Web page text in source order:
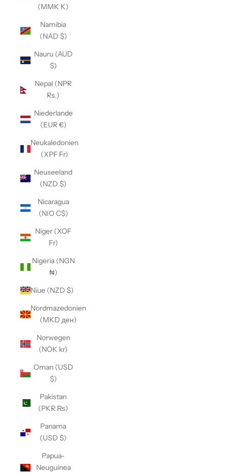
(MMK K)
Namibia
(NAD $)
Nauru (AUD
$)
Nepal (NPR
Rs.)
Niederlande
(EUR €)
Neukaledonien
(XPF Fr)
Neuseeland
(NZD $)
Nicaragua
(NIO C$)
Niger (XOF
Fr)
Nigeria (NGN
₦)
Niue (NZD $)
Nordmazedonien
(MKD ден)
Norwegen
(NOK kr)
Oman (USD
$)
Pakistan
(PKR ₨)
Panama
(USD $)
Papua-
Neuguinea